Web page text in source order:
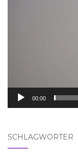
00:00
SCHLAGWÖRTER